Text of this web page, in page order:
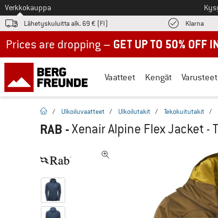
Tästä siirtyäksesi
Verkkokauppa
Lähetyskuluitta alk. 69 € (FI) Klarna
Vaatteet Kengät Varusteet
Kotisivu
/ Ulkoiluvaatteet / Ulkoilutakit / Tekokuitutakit /
RAB -Xenair Alpine Flex Jacket -